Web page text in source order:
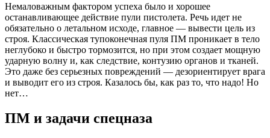
Немаловажным фактором успеха было и хорошее
останавливающее действие пули пистолета. Речь идет не
обязательно о летальном исходе, главное — вывести цель из
строя. Классическая тупоконечная пуля ПМ проникает в тело
неглубоко и быстро тормозится, но при этом создает мощную
ударную волну и, как следствие, контузию органов и тканей.
Это даже без серьезных повреждений — дезориентирует врага
и выводит его из строя. Казалось бы, как раз то, что надо! Но
нет…
ПМ и задачи спецназа